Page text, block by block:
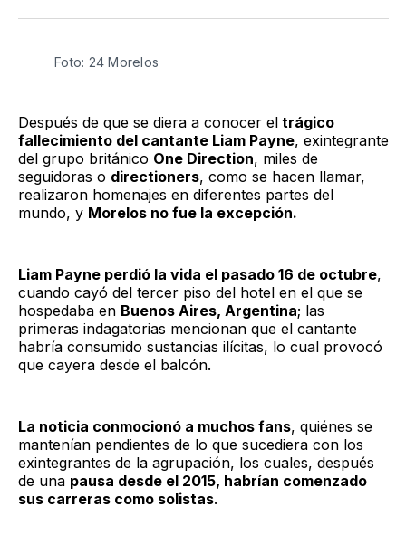
TwitterFacebook
LinkedIn
Email
Foto: 24 Morelos
Después de que se diera a conocer el trágico
fallecimiento del cantante Liam Payne, exintegrante
del grupo británico One Direction, miles de
seguidoras o directioners, como se hacen llamar,
realizaron homenajes en diferentes partes del
mundo, y Morelos no fue la excepción.
Liam Payne perdió la vida el pasado 16 de octubre,
cuando cayó del tercer piso del hotel en el que se
hospedaba en Buenos Aires, Argentina; las
primeras indagatorias mencionan que el cantante
habría consumido sustancias ilícitas, lo cual provocó
que cayera desde el balcón.
La noticia conmocionó a muchos fans, quiénes se
mantenían pendientes de lo que sucediera con los
exintegrantes de la agrupación, los cuales, después
de una pausa desde el 2015, habrían comenzado
sus carreras como solistas.